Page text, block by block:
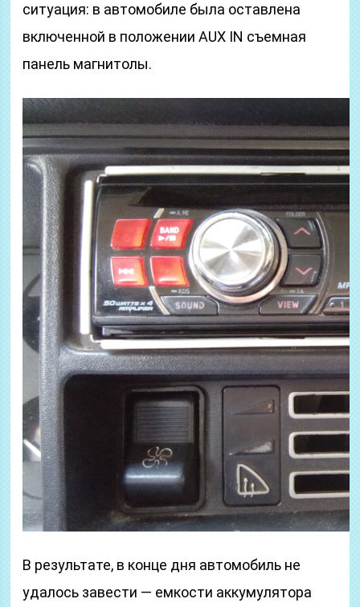
ситуация: в автомобиле была оставлена
включенной в положении AUX IN съемная
панель магнитолы.
В результате, в конце дня автомобиль не
удалось завести — емкости аккумулятора